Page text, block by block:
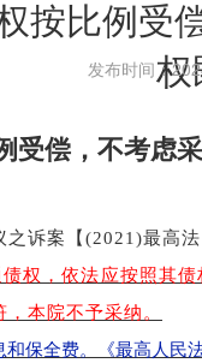
按比例受
权
发布时间：
受偿，不考虑
之诉案【 (2021)最高
权，依法应按照其
本院不予采纳。
保全费。《最高人